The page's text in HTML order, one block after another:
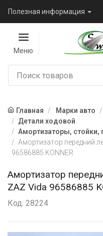
Полезная информация
Меню
Главная Марки авто
Детали ходовой
Амортизаторы, стойки,
Амортизатор передний
96586885 KONNER
Амортизатор
ZAZ Vida 96586885
Код: 28224